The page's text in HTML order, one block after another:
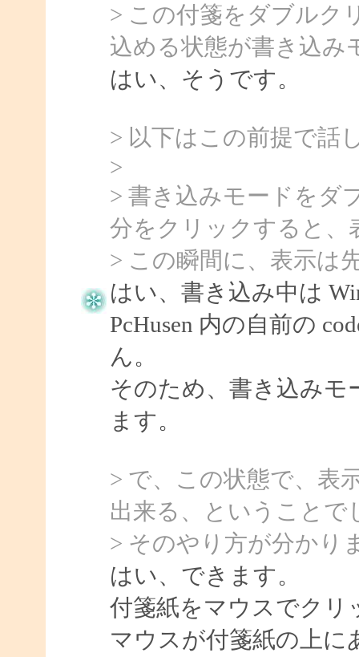
> この付箋をダブルク
込める状態が書き込み
はい、そうです。
> 以下はこの前提で話
>
> 書き込みモードをダ
分をクリックすると、
> この瞬間に、表示は
はい、書き込み中は
PcHusen 内の自前の
ん。
そのため、書き込みモ
ます。
> で、この状態で、表
出来る、ということで
> そのやり方が分かり
はい、できます。
付箋紙をマウスでクリ
マウスが付箋紙の上